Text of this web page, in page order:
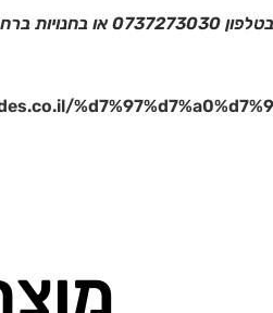
מוצר זה זמין ברכישה טלפונית